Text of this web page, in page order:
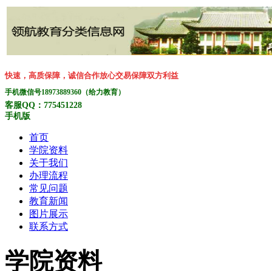
快速，高质保障，诚信合作放心交易保障双方利益
手机微信号18973889360（给力教育）
客服QQ：775451228
手机版
首页
学院资料
关于我们
办理流程
常见问题
教育新闻
图片展示
联系方式
学院资料